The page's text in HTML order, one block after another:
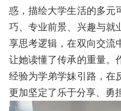
惑，描绘大学生活的多元
巧、专业前景、兴趣与就
享思考逻辑，在双向交流
让她读懂了传承的重量。
经验为学弟学妹引路，在
更加坚定了乐于分享、勇